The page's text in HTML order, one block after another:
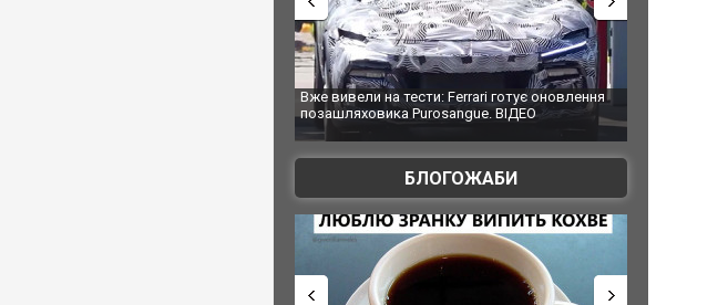
Вже вивели на тести: Ferrari готує оновлення
позашляховика Purosangue. ВІДЕО
Вийшов трейлер нової
фільму "Афера Томаса
БЛОГОЖАБИ